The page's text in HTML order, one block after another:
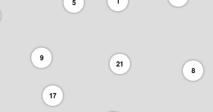
5
21
9
17
8